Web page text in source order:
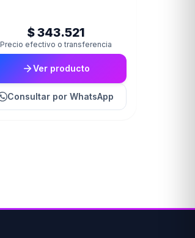
$ 343.521
Precio efectivo o transferencia
Ver producto
Consultar por WhatsApp